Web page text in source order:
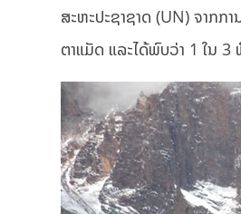
ສະຫະປະຊາຊາດ (UN) ຈາກ
ຕາແມັດ ແລະໄດ້ພົບວ່າ 1 ໃນ